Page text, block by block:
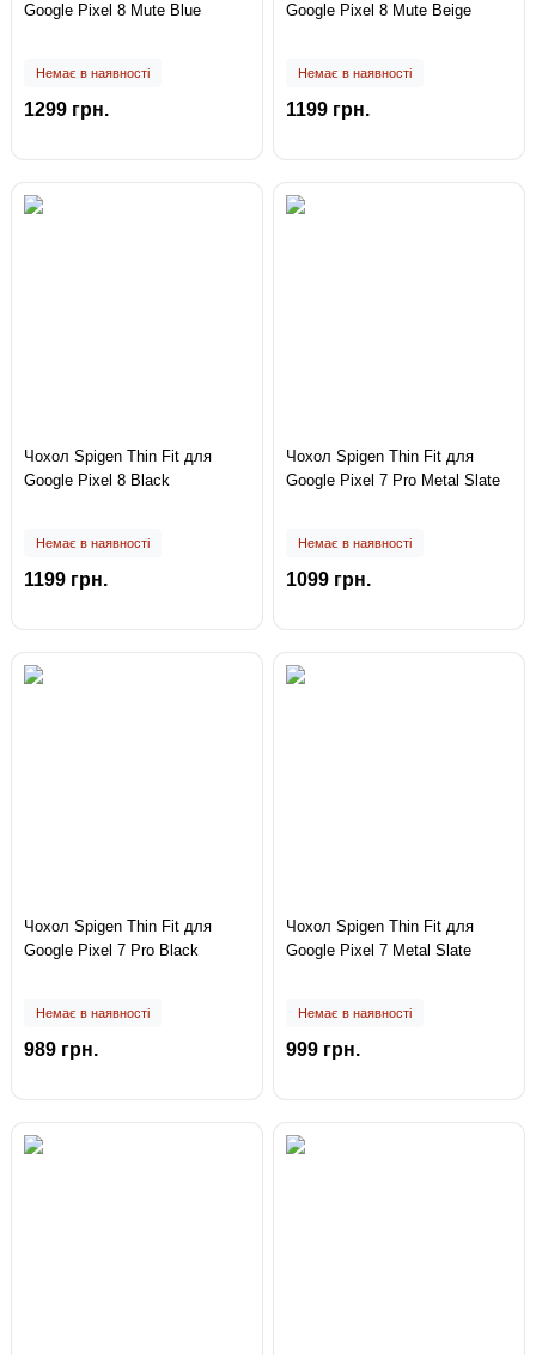
Google Pixel 8 Mute Blue
Немає в наявності
1299 грн.
Google Pixel 8 Mute Beige
Немає в наявності
1199 грн.
Чохол Spigen Thin Fit для
Google Pixel 8 Black
Немає в наявності
1199 грн.
Чохол Spigen Thin Fit для
Google Pixel 7 Pro Metal Slate
Немає в наявності
1099 грн.
Чохол Spigen Thin Fit для
Google Pixel 7 Pro Black
Немає в наявності
989 грн.
Чохол Spigen Thin Fit для
Google Pixel 7 Metal Slate
Немає в наявності
999 грн.